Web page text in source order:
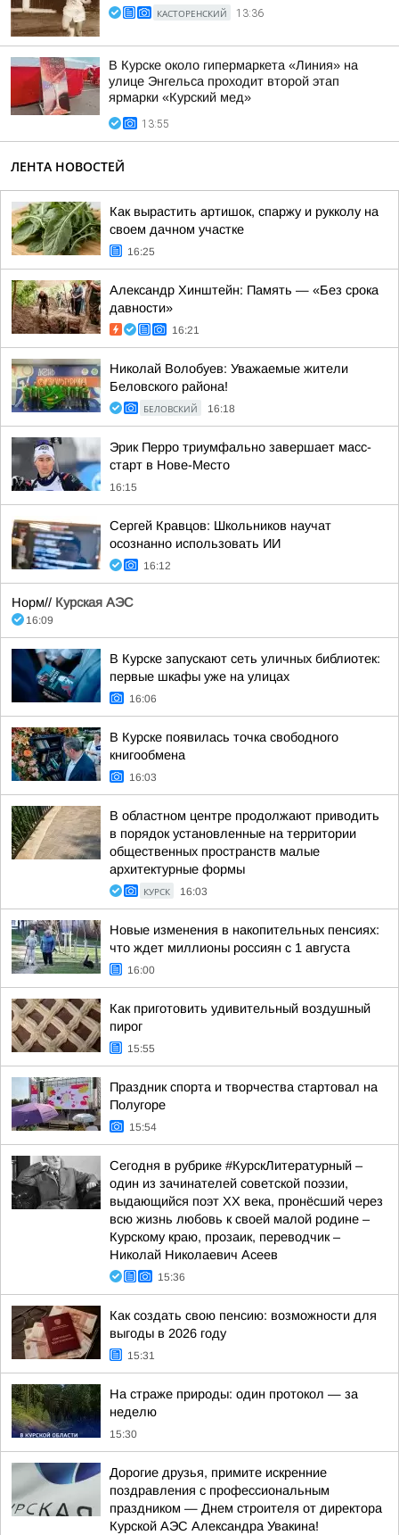
КАСТОРЕНСКИЙ 13:36
В Курске около гипермаркета «Линия» на
улице Энгельса проходит второй этап
ярмарки «Курский мед»
13:55
ЛЕНТА НОВОСТЕЙ
Как вырастить артишок, спаржу и рукколу на
своем дачном участке
16:25
Александр Хинштейн: Память — «Без срока
давности»
16:21
Николай Волобуев: Уважаемые жители
Беловского района!
БЕЛОВСКИЙ 16:18
Эрик Перро триумфально завершает масс-
старт в Нове-Место
16:15
Сергей Кравцов: Школьников научат
осознанно использовать ИИ
16:12
Норм// Курская АЭС
16:09
В Курске запускают сеть уличных библиотек:
первые шкафы уже на улицах
16:06
В Курске появилась точка свободного
книгообмена
16:03
В областном центре продолжают приводить
в порядок установленные на территории
общественных пространств малые
архитектурные формы
КУРСК 16:03
Новые изменения в накопительных пенсиях:
что ждет миллионы россиян с 1 августа
16:00
Как приготовить удивительный воздушный
пирог
15:55
Праздник спорта и творчества стартовал на
Полугоре
15:54
Сегодня в рубрике #КурскЛитературный –
один из зачинателей советской поэзии,
выдающийся поэт ХХ века, пронёсший через
всю жизнь любовь к своей малой родине –
Курскому краю, прозаик, переводчик –
Николай Николаевич Асеев
15:36
Как создать свою пенсию: возможности для
выгоды в 2026 году
15:31
На страже природы: один протокол — за
неделю
15:30
Дорогие друзья, примите искренние
поздравления с профессиональным
праздником — Днем строителя от директора
Курской АЭС Александра Увакина!